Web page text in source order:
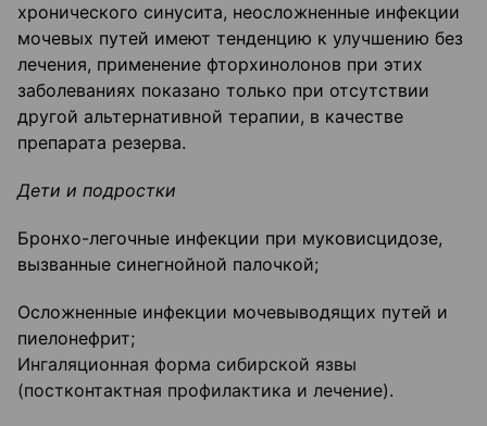
хронического синусита, неосложненные инфекции
мочевых путей имеют тенденцию к улучшению без
лечения, применение фторхинолонов при этих
заболеваниях показано только при отсутствии
другой альтернативной терапии, в качестве
препарата резерва.
Дети и подростки
Бронхо-легочные инфекции при муковисцидозе,
вызванные синегнойной палочкой;
Осложненные инфекции мочевыводящих путей и
пиелонефрит;
Ингаляционная форма сибирской язвы
(постконтактная профилактика и лечение).